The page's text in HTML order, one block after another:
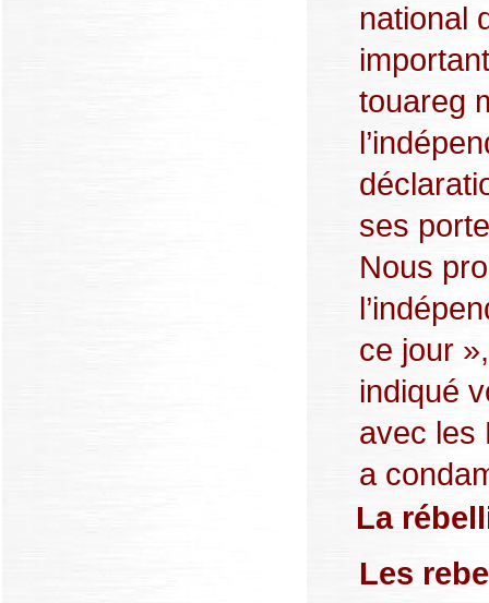
national
touareg
ses
Nous
ce jour
indiqué
avec les
a
La
Les